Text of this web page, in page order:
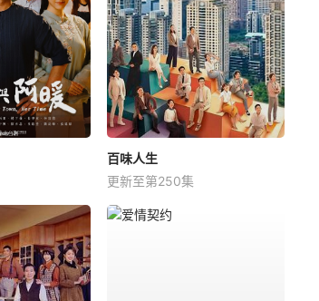
百味人生
更新至第250集